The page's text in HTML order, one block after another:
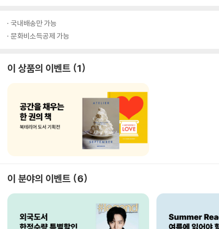
국내배송만 가능
문화비소득공제 가능
이 상품의 이벤트 1
이 분야의 이벤트 6